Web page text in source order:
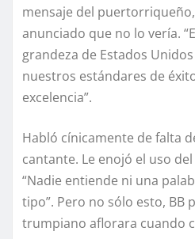
mensaje del
anunciado que no lo vería.
grandeza de Estados
nuestros estándares de
excelencia”.
Habló cínicamente de falta
cantante. Le enojó el uso
“Nadie entiende ni una
tipo”. Pero no sólo esto, BB
trumpiano aflorara cuando